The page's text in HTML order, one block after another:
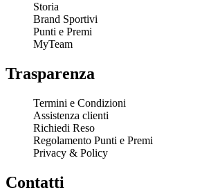
Storia
Brand Sportivi
Punti e Premi
MyTeam
Trasparenza
Termini e Condizioni
Assistenza clienti
Richiedi Reso
Regolamento Punti e Premi
Privacy & Policy
Contatti